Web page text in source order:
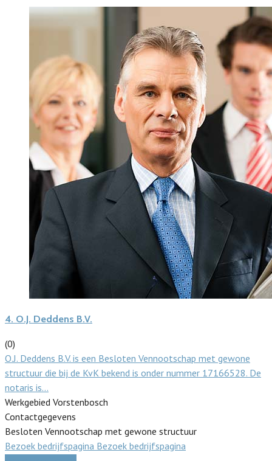
4. O.J. Deddens B.V.
(0)
O.J. Deddens B.V. is een Besloten Vennootschap met gewone
structuur die bij de KvK bekend is onder nummer 17166528. De
notaris is…
Werkgebied Vorstenbosch
Contactgegevens
Besloten Vennootschap met gewone structuur
Bezoek bedrijfspagina Bezoek bedrijfspagina